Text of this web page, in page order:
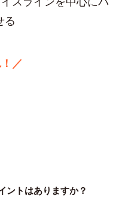
る
／
ントはありますか？